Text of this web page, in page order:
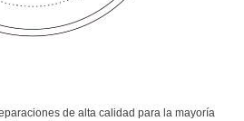
de alta calidad para la mayoría